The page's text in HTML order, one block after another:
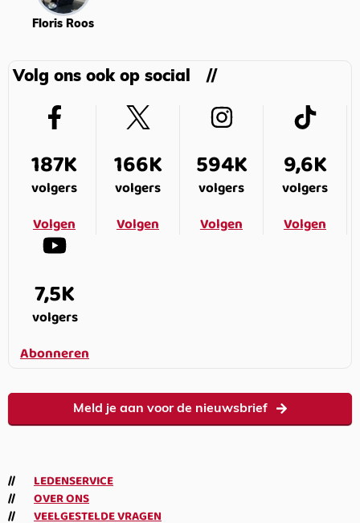
Floris Roos
Volg ons ook op social
187K
volgers
Volgen
166K
volgers
Volgen
594K
volgers
Volgen
9,6K
volgers
Volgen
7,5K
volgers
Abonneren
Meld je aan voor de nieuwsbrief
LEDENSERVICE
OVER ONS
VEELGESTELDE VRAGEN